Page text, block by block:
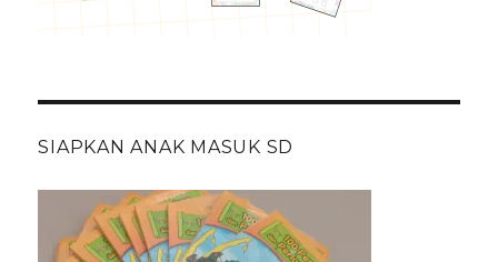
SIAPKAN ANAK MASUK SD